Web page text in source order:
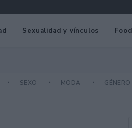
Sexualidad y vínculos Food
SEXO MODA GÉNERO